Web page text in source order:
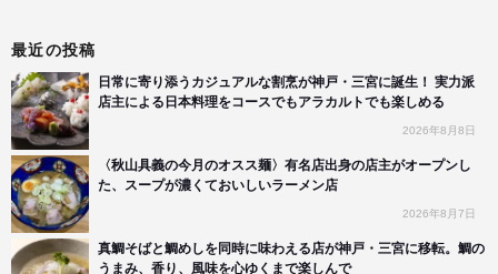
最近の投稿
日常に寄り添うカジュアルな割烹が神戸・三宮に誕生！ 実力派
店主による日本料理をコースでもアラカルトでも楽しめる
2026年8月8日
〈秋山具義の今月のオスス麺〉有名店出身の店主がオープンし
た、スープが濃くておいしいラーメン店
2026年8月7日
真鯛そばと鯛めしを同時に味わえる店が神戸・三宮に移転。鯛の
うまみ、香り、風味を心ゆくまで楽しんで